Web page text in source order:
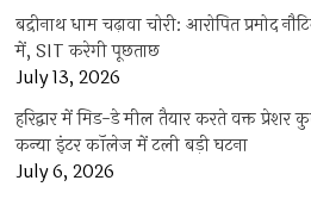
बद्रीनाथ धाम चढ़ावा चोरी: आरोपित प्रमोद
में, SIT करेगी पूछताछ
July 13, 2026
हरिद्वार में मिड-डे मील तैयार करते वक्त
कन्या इंटर कॉलेज में टली बड़ी घटना
July 6, 2026